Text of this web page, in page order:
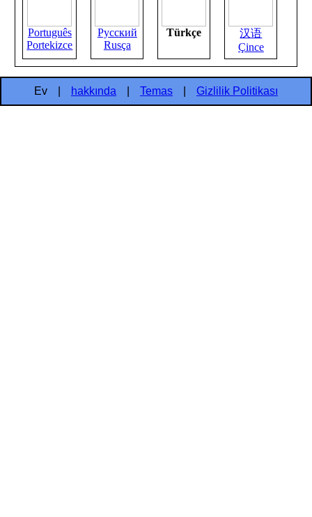
Português
Portekizce
Русский
Rusça
Türkçe
汉语
Çince
Ev hakkında Temas Gizlilik Politikası